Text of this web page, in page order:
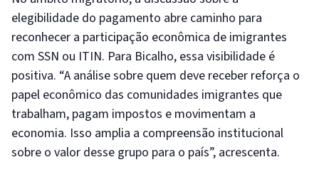
elegibilidade do pagamento abre caminho para
reconhecer a participação econômica de imigrantes
com SSN ou ITIN. Para Bicalho, essa visibilidade é
positiva. “A análise sobre quem deve receber reforça o
papel econômico das comunidades imigrantes que
trabalham, pagam impostos e movimentam a
economia. Isso amplia a compreensão institucional
sobre o valor desse grupo para o país”, acrescenta.